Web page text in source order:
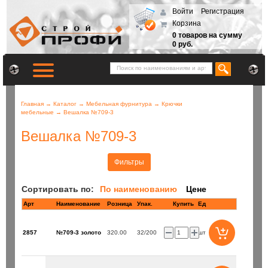
Войти
Регистрация
Корзина
0 товаров на сумму
0 руб.
Главная → Каталог → Мебельная фурнитура → Крючки
мебельные → Вешалка №709-3
Вешалка №709-3
Фильтры
Сортировать по: По наименованию Цене
Арт Наименование Розница Купить Ед
2857 №709-3 золото 320.00 32/200 шт